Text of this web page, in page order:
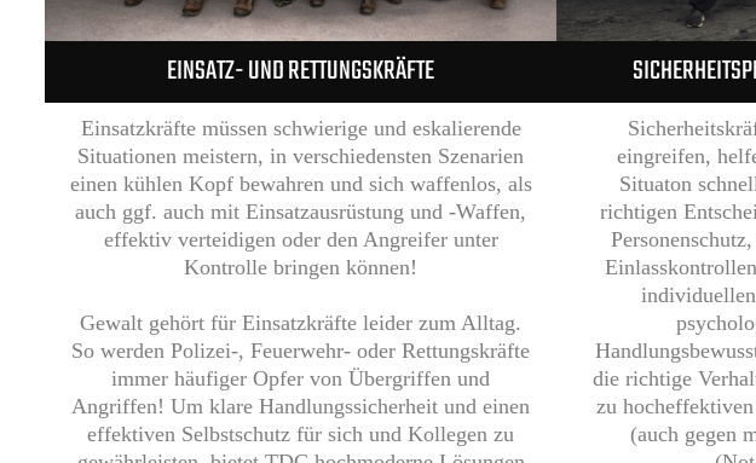
EINSATZ- UND RETTUNGSKRÄFTE
Einsatzkräfte müssen schwierige und eskalierende
Situationen meistern, in verschiedensten Szenarien
einen kühlen Kopf bewahren und sich waffenlos, als
auch ggf. auch mit Einsatzausrüstung und -Waffen,
effektiv verteidigen oder den Angreifer unter
Kontrolle bringen können!
Gewalt gehört für Einsatzkräfte leider zum Alltag.
So werden Polizei-, Feuerwehr- oder Rettungskräfte
immer häufiger Opfer von Übergriffen und
Angriffen! Um klare Handlungssicherheit und einen
effektiven Selbstschutz für sich und Kollegen zu
eingreifen,
Situaton
richtigen
die richtige
zu
(auch gegen